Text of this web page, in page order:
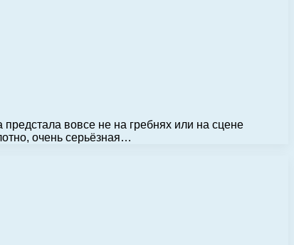
вовсе не на гребнях или на сцене
очень серьёзная…